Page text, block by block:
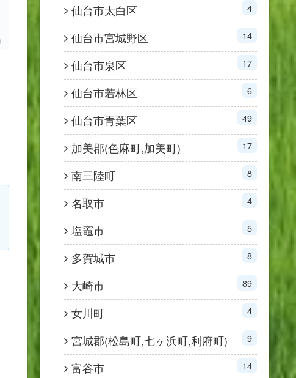
仙台市太白区 4
仙台市宮城野区 14
仙台市泉区 17
仙台市若林区 6
仙台市青葉区 49
加美郡(色麻町,加美町) 17
南三陸町 8
名取市 4
塩竈市 5
多賀城市 8
大崎市 89
女川町 4
宮城郡(松島町,七ヶ浜町,利府町) 9
富谷市 14